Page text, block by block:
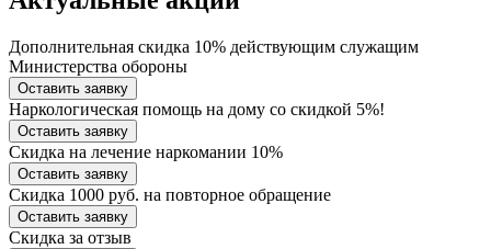
Дополнительная скидка 10% действующим служащим
Министерства обороны
Оставить заявку
Наркологическая помощь на дому со скидкой 5%!
Оставить заявку
Скидка на лечение наркомании 10%
Оставить заявку
Скидка 1000 руб. на повторное обращение
Оставить заявку
Скидка за отзыв